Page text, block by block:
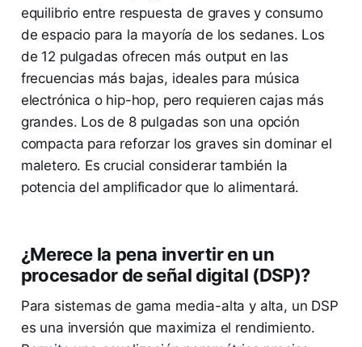
equilibrio entre respuesta de graves y consumo
de espacio para la mayoría de los sedanes. Los
de 12 pulgadas ofrecen más output en las
frecuencias más bajas, ideales para música
electrónica o hip-hop, pero requieren cajas más
grandes. Los de 8 pulgadas son una opción
compacta para reforzar los graves sin dominar el
maletero. Es crucial considerar también la
potencia del amplificador que lo alimentará.
¿Merece la pena invertir en un
procesador de señal digital (DSP)?
Para sistemas de gama media-alta y alta, un DSP
es una inversión que maximiza el rendimiento.